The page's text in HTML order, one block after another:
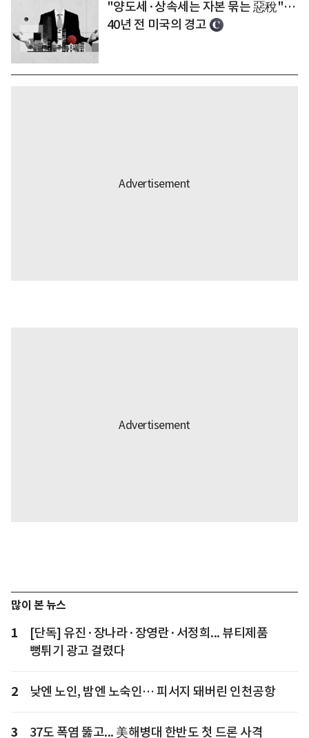
"양도세·상속세는 자본 묶는 惡稅"…
40년 전 미국의 경고
많이 본 뉴스
1
[단독] 유진·장나라·장영란·서정희... 뷰티제품
뻥튀기 광고 걸렸다
2 낮엔 노인, 밤엔 노숙인… 피서지 돼버린 인천공항
3 37도 폭염 뚫고... 美해병대 한반도 첫 드론 사격